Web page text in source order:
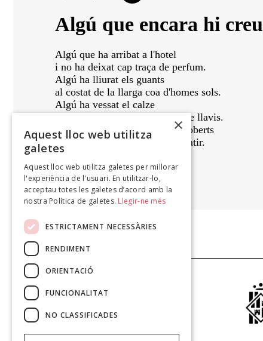
Algú que encara hi creu
Algú que ha arribat a l'hotel
i no ha deixat cap traça de perfum.
Algú ha lliurat els guants
al costat de la llarga coa d'homes sols.
Algú ha vessat el calze
i ha tacat la núvia amb rouge de llavis.
Algú ha trastocat l'ordre dels coberts
i ha fet seure la sogra vora el satir.
LLUÍS JUNCOSA
Glacial, 2013
×
Aquest lloc web utilitza
galetes
Aquest lloc web utilitza galetes per millorar
l'experiència de l'usuari. En utilitzar-lo,
acceptau totes les galetes d’acord amb la
nostra Política de galetes. Llegir-ne més
ESTRICTAMENT NECESSÀRIES
RENDIMENT
ORIENTACIÓ
FUNCIONALITAT
NO CLASSIFICADES